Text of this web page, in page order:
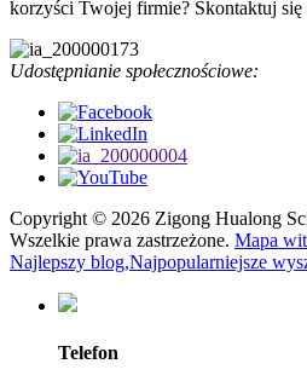
korzyści Twojej firmie? Skontaktuj się
Udostępnianie społecznościowe:
Copyright © 2026 Zigong Hualong
Wszelkie prawa zastrzeżone. Mapa
Najlepszy blog,Najpopularniejsze
Telefon